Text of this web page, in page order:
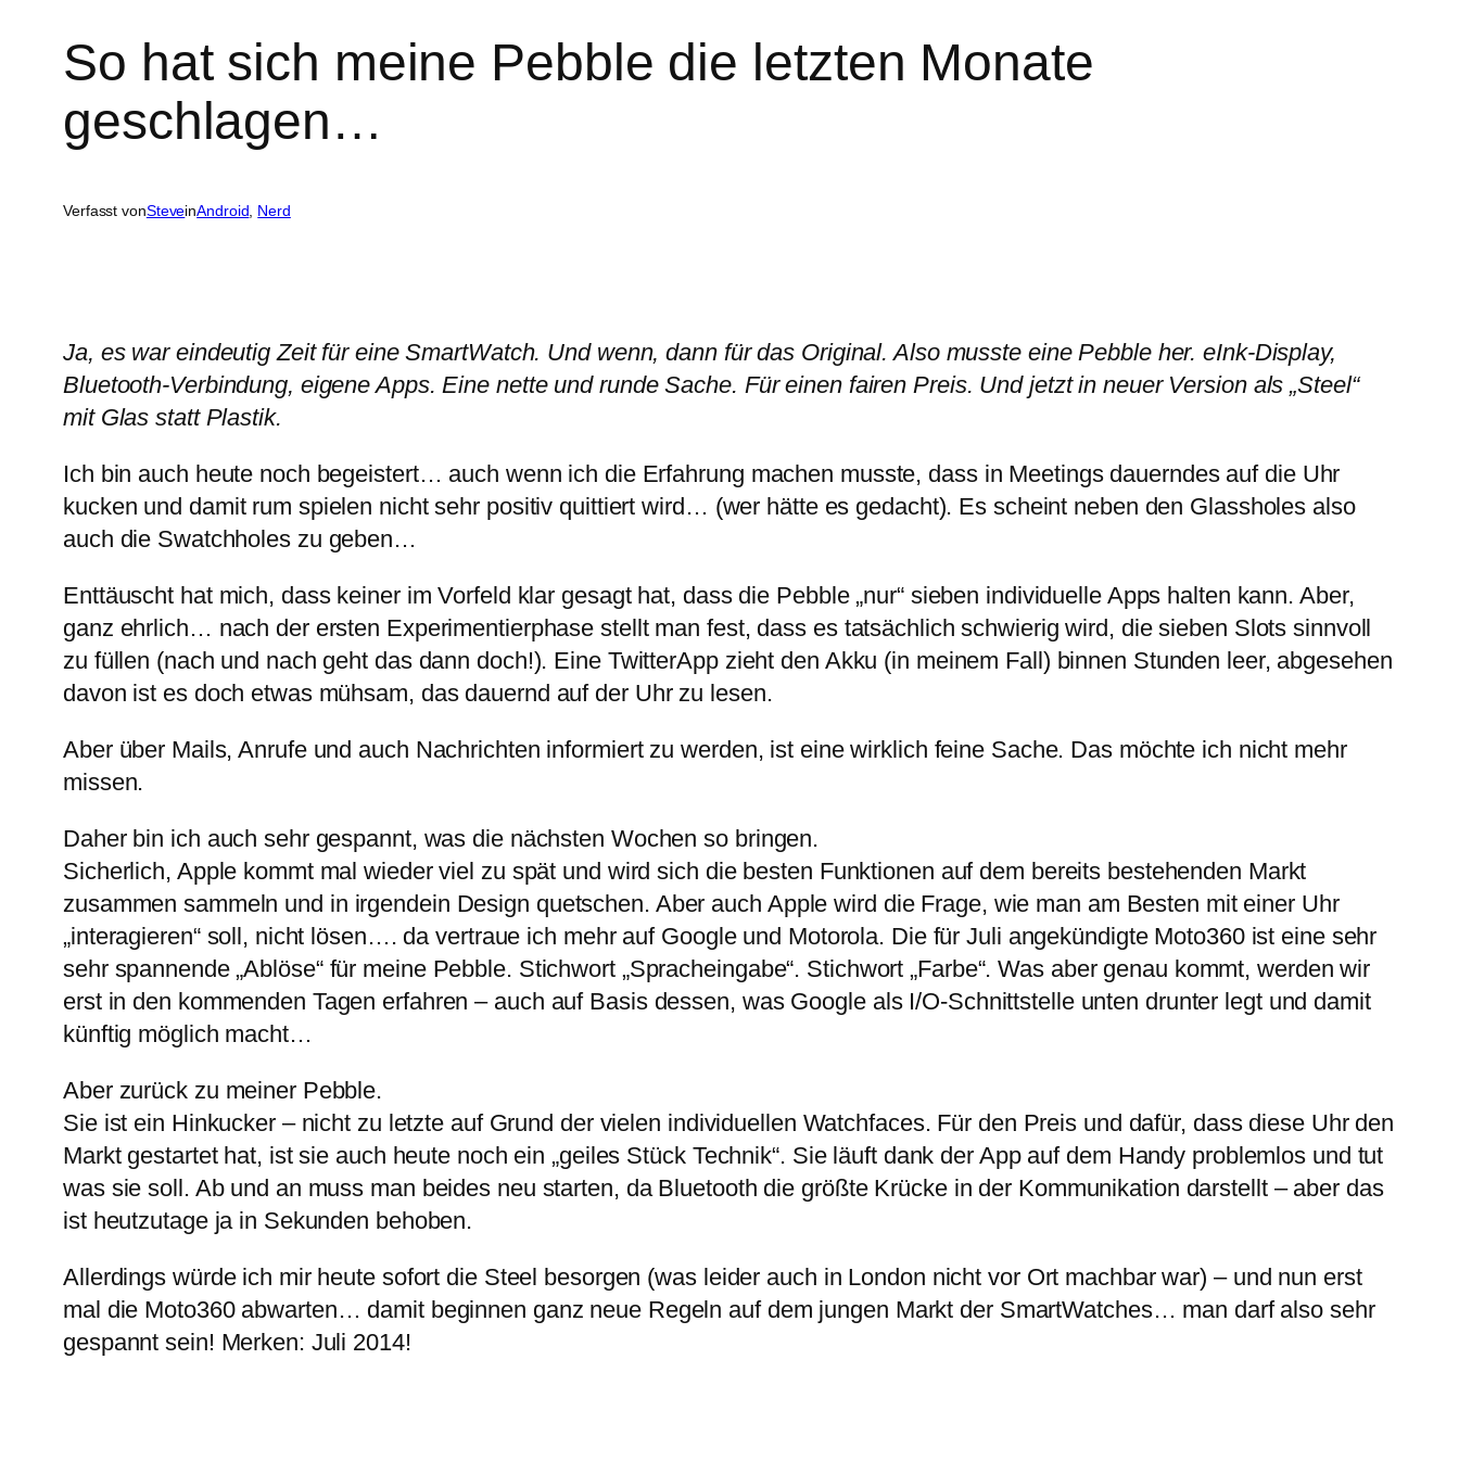
So hat sich meine Pebble die letzten Monate
geschlagen…
Verfasst vonSteveinAndroid, Nerd
Ja, es war eindeutig Zeit für eine SmartWatch. Und wenn, dann für das Original. Also musste eine Pebble her. eInk-Display,
Bluetooth-Verbindung, eigene Apps. Eine nette und runde Sache. Für einen fairen Preis. Und jetzt in neuer Version als „Steel“
mit Glas statt Plastik.
Ich bin auch heute noch begeistert… auch wenn ich die Erfahrung machen musste, dass in Meetings dauerndes auf die Uhr
kucken und damit rum spielen nicht sehr positiv quittiert wird… (wer hätte es gedacht). Es scheint neben den Glassholes also
auch die Swatchholes zu geben…
Enttäuscht hat mich, dass keiner im Vorfeld klar gesagt hat, dass die Pebble „nur“ sieben individuelle Apps halten kann. Aber,
ganz ehrlich… nach der ersten Experimentierphase stellt man fest, dass es tatsächlich schwierig wird, die sieben Slots sinnvoll
zu füllen (nach und nach geht das dann doch!). Eine TwitterApp zieht den Akku (in meinem Fall) binnen Stunden leer, abgesehen
davon ist es doch etwas mühsam, das dauernd auf der Uhr zu lesen.
Aber über Mails, Anrufe und auch Nachrichten informiert zu werden, ist eine wirklich feine Sache. Das möchte ich nicht mehr
missen.
Daher bin ich auch sehr gespannt, was die nächsten Wochen so bringen.
Sicherlich, Apple kommt mal wieder viel zu spät und wird sich die besten Funktionen auf dem bereits bestehenden Markt
zusammen sammeln und in irgendein Design quetschen. Aber auch Apple wird die Frage, wie man am Besten mit einer Uhr
„interagieren“ soll, nicht lösen…. da vertraue ich mehr auf Google und Motorola. Die für Juli angekündigte Moto360 ist eine sehr
sehr spannende „Ablöse“ für meine Pebble. Stichwort „Spracheingabe“. Stichwort „Farbe“. Was aber genau kommt, werden wir
erst in den kommenden Tagen erfahren – auch auf Basis dessen, was Google als I/O-Schnittstelle unten drunter legt und damit
künftig möglich macht…
Aber zurück zu meiner Pebble.
Sie ist ein Hinkucker – nicht zu letzte auf Grund der vielen individuellen Watchfaces. Für den Preis und dafür, dass diese Uhr den
Markt gestartet hat, ist sie auch heute noch ein „geiles Stück Technik“. Sie läuft dank der App auf dem Handy problemlos und tut
was sie soll. Ab und an muss man beides neu starten, da Bluetooth die größte Krücke in der Kommunikation darstellt – aber das
ist heutzutage ja in Sekunden behoben.
Allerdings würde ich mir heute sofort die Steel besorgen (was leider auch in London nicht vor Ort machbar war) – und nun erst
mal die Moto360 abwarten… damit beginnen ganz neue Regeln auf dem jungen Markt der SmartWatches… man darf also sehr
gespannt sein! Merken: Juli 2014!